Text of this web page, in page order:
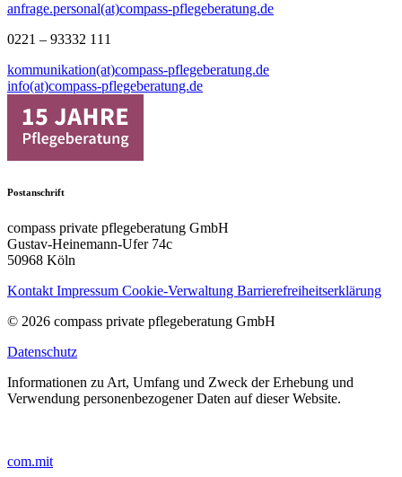
anfrage.personal(at)compass-pflegeberatung.de
0221 – 93332 111
kommunikation(at)compass-pflegeberatung.de
info(at)compass-pflegeberatung.de
Postanschrift
compass private pflegeberatung GmbH
Gustav-Heinemann-Ufer 74c
50968 Köln
Kontakt Impressum Cookie-Verwaltung Barrierefreiheitserklärung
© 2026 compass private pflegeberatung GmbH
Datenschutz
Informationen zu Art, Umfang und Zweck der Erhebung und
Verwendung personenbezogener Daten auf dieser Website.
com.mit